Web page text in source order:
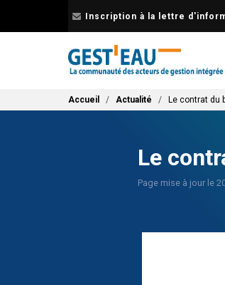
Inscription à la lettre
Fil d'Ariane
Accueil Actualité Le contrat du
Le
Page mise à jour le